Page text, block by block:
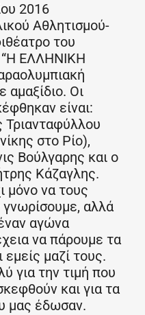
2016
Αθλητισμού-
του
“Η ΕΛΛΗΝΙΚΗ
αμαξίδιο. Οι
είναι:
στο Ρίο),
Βούλγαρης και ο
Κάζαγλης.
μόνο να τους
αλλά
αγώνα
να πάρουμε τα
εμείς μαζί τους.
για την τιμή που
και για τα
μας έδωσαν.